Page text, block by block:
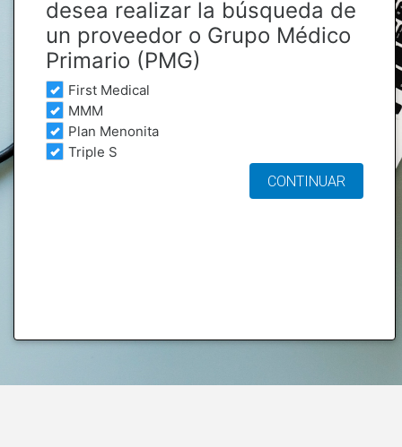
desea realizar la búsqueda de
un proveedor o Grupo Médico
Primario (PMG)
First Medical
MMM
Plan Menonita
Triple S
CONTINUAR